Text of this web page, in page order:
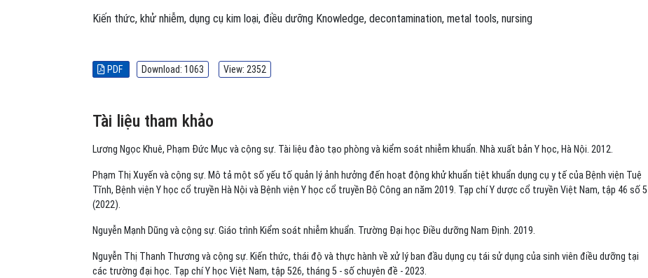
Kiến thức, khử nhiễm, dụng cụ kim loại, điều dưỡng Knowledge, decontamination, metal tools, nursing
PDF Download: 1063 View: 2352
Tài liệu tham khảo
Lương Ngọc Khuê, Phạm Đức Mục và cộng sự. Tài liệu đào tạo phòng và kiểm soát nhiễm khuẩn. Nhà xuất bản Y học, Hà Nội. 2012.
Phạm Thị Xuyến và cộng sự. Mô tả một số yếu tố quản lý ảnh hưởng đến hoạt động khử khuẩn tiệt khuẩn dụng cụ y tế của Bệnh viện Tuệ
Tĩnh, Bệnh viện Y học cổ truyền Hà Nội và Bệnh viện Y học cổ truyền Bộ Công an năm 2019. Tạp chí Y dược cổ truyền Việt Nam, tập 46 số 5
(2022).
Nguyễn Mạnh Dũng và cộng sự. Giáo trình Kiểm soát nhiễm khuẩn. Trường Đại học Điều dưỡng Nam Định. 2019.
Nguyễn Thị Thanh Thương và cộng sự. Kiến thức, thái độ và thực hành về xử lý ban đầu dụng cụ tái sử dụng của sinh viên điều dưỡng tại
các trường đại học. Tạp chí Y học Việt Nam, tập 526, tháng 5 - số chuyên đề - 2023.